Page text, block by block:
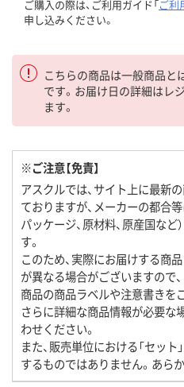
ご購入の際は、ご利用ガイド「ご利
申し込みください。
こちらの商品は一般商品と
です。お届け日の詳細はレ
ます。
※ご注意【免責】
アスクルでは、サイト上に最新
ておりますが、メーカーの都合等
パッケージ、原材料、原産国な
す。
このため、実際にお届けする商
が異なる場合がございますので
商品の商品ラベルや注意書きを
さらに詳細な商品情報が必要な
わせください。
また、販売単位における「セッ
するものではありません。あら